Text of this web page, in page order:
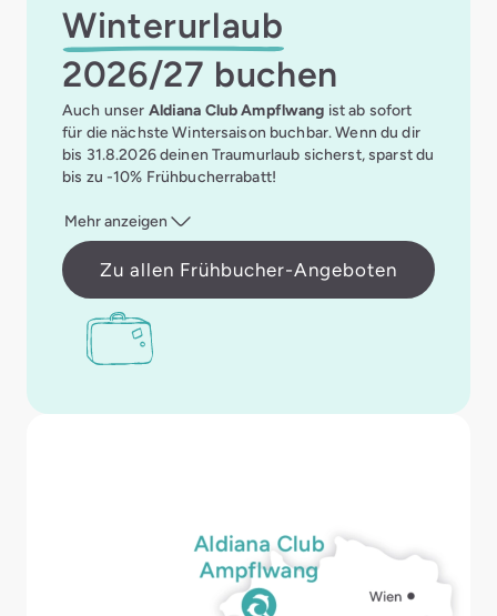
Winterurlaub
2026/27 buchen
Auch unser Aldiana Club Ampflwang ist ab sofort
für die nächste Wintersaison buchbar. Wenn du dir
bis 31.8.2026 deinen Traumurlaub sicherst, sparst du
bis zu -10% Frühbucherrabatt!
Mehr anzeigen
Zu allen Frühbucher-Angeboten